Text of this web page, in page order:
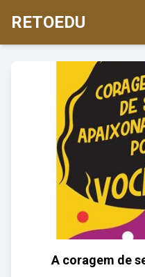
RETOEDU
A coragem de